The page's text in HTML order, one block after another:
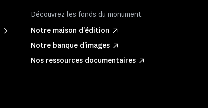
Découvrez les fonds du monument
Notre maison d'édition
Notre banque d'images
Nos ressources documentaires